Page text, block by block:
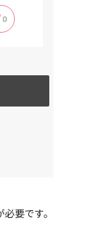
0
必要です。